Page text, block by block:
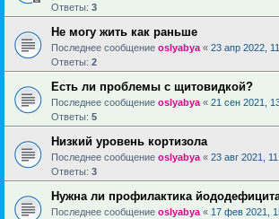
Ответы: 3
Не могу жить как раньше
Последнее сообщение oslyabya « 23 апр 2022,
Ответы: 2
Есть ли проблемы с щитовидкой?
Последнее сообщение oslyabya « 21 сен 2021,
Ответы: 5
Низкий уровень кортизола
Последнее сообщение oslyabya « 23 авг 2021,
Ответы: 3
Нужна ли профилактика
Последнее сообщение oslyabya « 17 фев 2021,